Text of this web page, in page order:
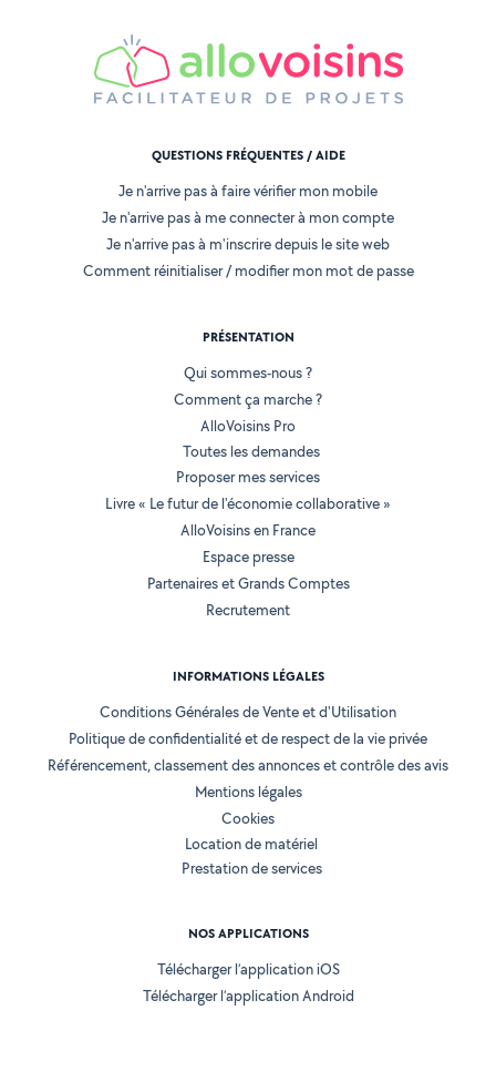
QUESTIONS FRÉQUENTES / AIDE
Je n'arrive pas à faire vérifier mon mobile
Je n'arrive pas à me connecter à mon compte
Je n'arrive pas à m'inscrire depuis le site web
Comment réinitialiser / modifier mon mot de passe
PRÉSENTATION
Qui sommes-nous ?
Comment ça marche ?
AlloVoisins Pro
Toutes les demandes
Proposer mes services
Livre « Le futur de l'économie collaborative »
AlloVoisins en France
Espace presse
Partenaires et Grands Comptes
Recrutement
INFORMATIONS LÉGALES
Conditions Générales de Vente et d'Utilisation
Politique de confidentialité et de respect de la vie privée
Référencement, classement des annonces et contrôle des avis
Mentions légales
Cookies
Location de matériel
Prestation de services
NOS APPLICATIONS
Télécharger l’application iOS
Télécharger l’application Android